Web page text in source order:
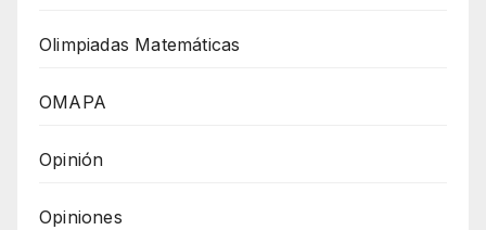
Olimpiadas Matemáticas
OMAPA
Opinión
Opiniones